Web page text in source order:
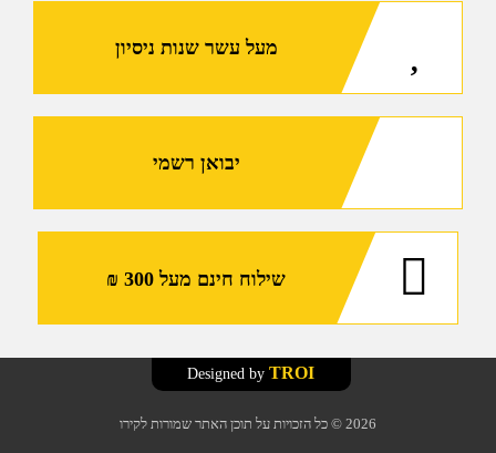
מעל עשר שנות ניסיון
יבואן רשמי
שילוח חינם מעל 300 ₪
2026 © כל הזכויות על תוכן האתר שמורות לקירו
TROI